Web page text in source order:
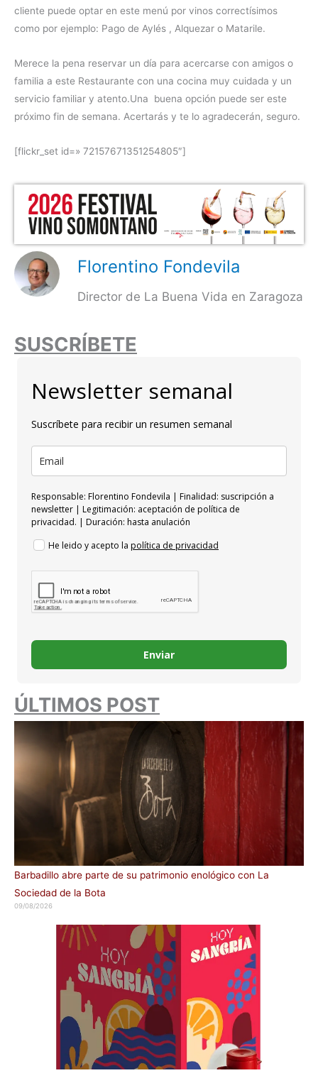
cliente puede optar en este menú por vinos correctísimos
como por ejemplo: Pago de Aylés , Alquezar o Matarile.
Merece la pena reservar un día para acercarse con amigos o
familia a este Restaurante con una cocina muy cuidada y un
servicio familiar y atento.Una buena opción puede ser este
próximo fin de semana. Acertarás y te lo agradecerán, seguro.
[flickr_set id=» 72157671351254805″]
Florentino Fondevila
Director de La Buena Vida en Zaragoza
SUSCRÍBETE
Newsletter semanal
Suscríbete para recibir un resumen semanal
Responsable: Florentino Fondevila | Finalidad: suscripción a
newsletter | Legitimación: aceptación de política de
privacidad. | Duración: hasta anulación
He leido y acepto la política de privacidad
Enviar
ÚLTIMOS POST
Barbadillo abre parte de su patrimonio enológico con La
Sociedad de la Bota
09/08/2026